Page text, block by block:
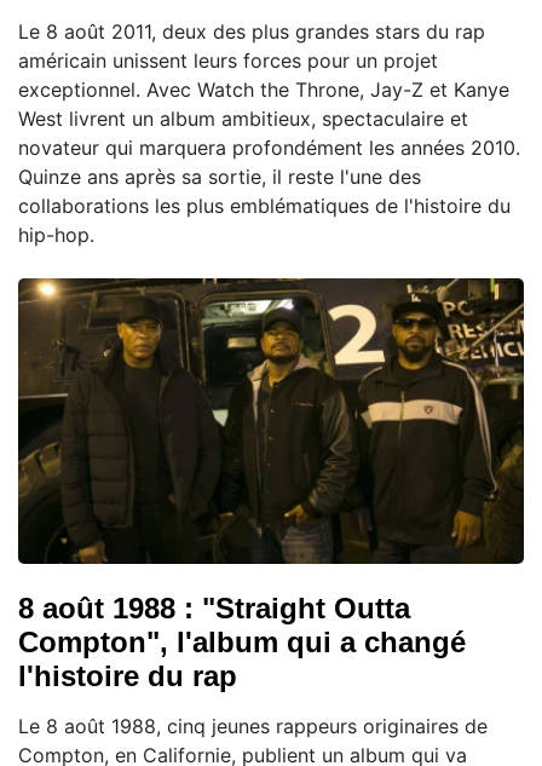
Le 8 août 2011, deux des plus grandes stars du rap
américain unissent leurs forces pour un projet
exceptionnel. Avec Watch the Throne, Jay-Z et Kanye
West livrent un album ambitieux, spectaculaire et
novateur qui marquera profondément les années 2010.
Quinze ans après sa sortie, il reste l'une des
collaborations les plus emblématiques de l'histoire du
hip-hop.
8 août 1988 : "Straight Outta
Compton", l'album qui a changé
l'histoire du rap
Le 8 août 1988, cinq jeunes rappeurs originaires de
Compton, en Californie, publient un album qui va